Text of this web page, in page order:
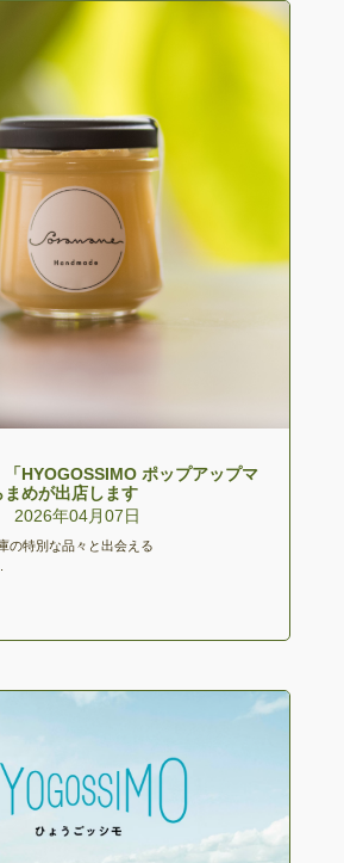
HYOGOSSIMO ポップアップマ
めが出店します
2026年04月07日
の特別な品々と出会える